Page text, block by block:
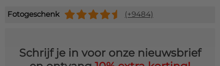
Fotogeschenk (+9484)
Schrijf je in voor onze nieuwsbrief